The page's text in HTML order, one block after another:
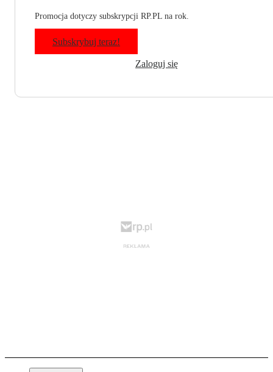
Promocja dotyczy subskrypcji RP.PL na rok.
Subskrybuj teraz!
Zaloguj się